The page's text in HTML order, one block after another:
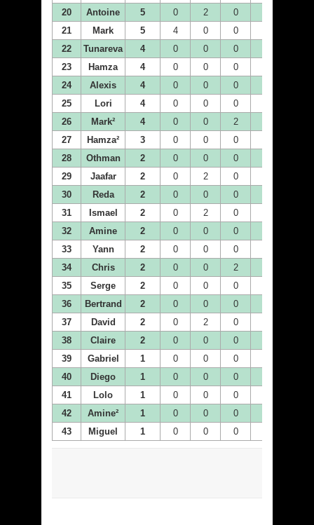
20
Antoine 5 0 2 0
21
Mark 5 4 0 0
22
Tunareva 4 0 0 0
23
Hamza 4 0 0 0
24
Alexis 4 0 0 0
25
Lori 4 0 0 0
26
Mark² 4 0 0 2
27
Hamza² 3 0 0 0
28
Othman 2 0 0 0
29
Jaafar 2 0 2 0
30
Reda 2 0 0 0
31
Ismael 2 0 2 0
32
Amine 2 0 0 0
33
Yann 2 0 0 0
34
Chris 2 0 0 2
35
Serge 2 0 0 0
36
Bertrand 2 0 0 0
37
David 2 0 2 0
38
Claire 2 0 0 0
39
Gabriel 1 0 0 0
40
Diego 1 0 0 0
41
Lolo 1 0 0 0
42
Amine² 1 0 0 0
43
Miguel 1 0 0 0